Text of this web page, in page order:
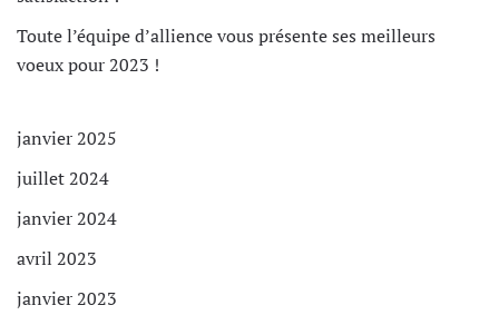
Toute l’équipe d’allience vous présente ses meilleurs
voeux pour 2023 !
janvier 2025
juillet 2024
janvier 2024
avril 2023
janvier 2023